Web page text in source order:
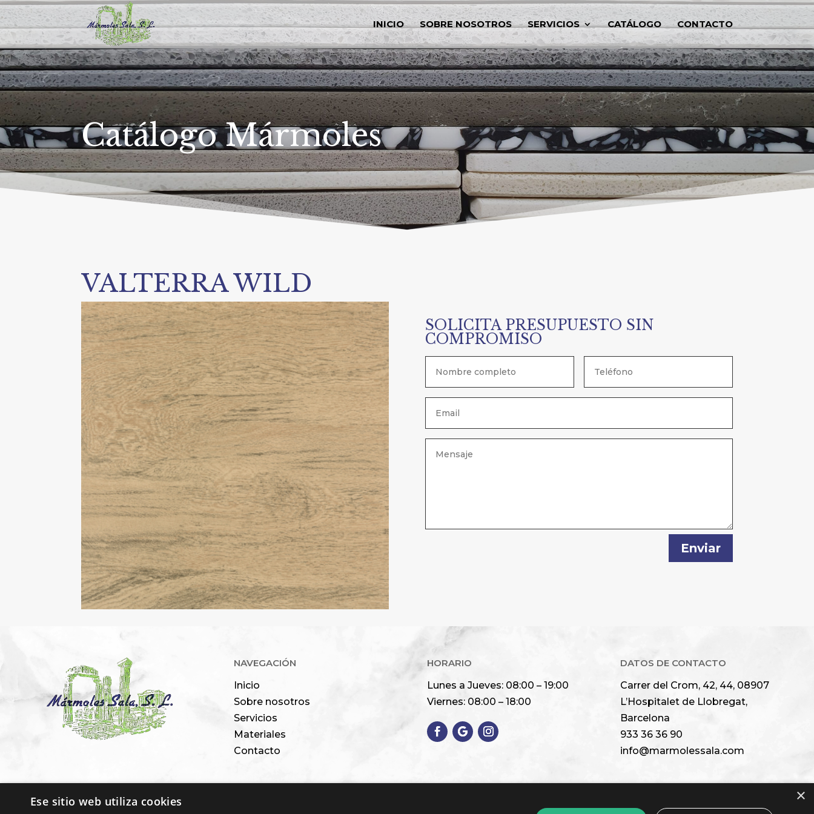
INICIO SOBRE NOSOTROS SERVICIOS CATÁLOGO CONTACTO
Catálogo Mármoles
VALTERRA WILD
SOLICITA PRESUPUESTO SIN
COMPROMISO
Enviar
NAVEGACIÓN
Inicio
Sobre nosotros
Servicios
Materiales
Contacto
HORARIO
Lunes a Jueves: 08:00 – 19:00
Viernes: 08:00 – 18:00
DATOS DE CONTACTO
Carrer del Crom, 42, 44, 08907
L’Hospitalet de Llobregat,
Barcelona
933 36 36 90
info@marmolessala.com
×
Ese sitio web utiliza cookies